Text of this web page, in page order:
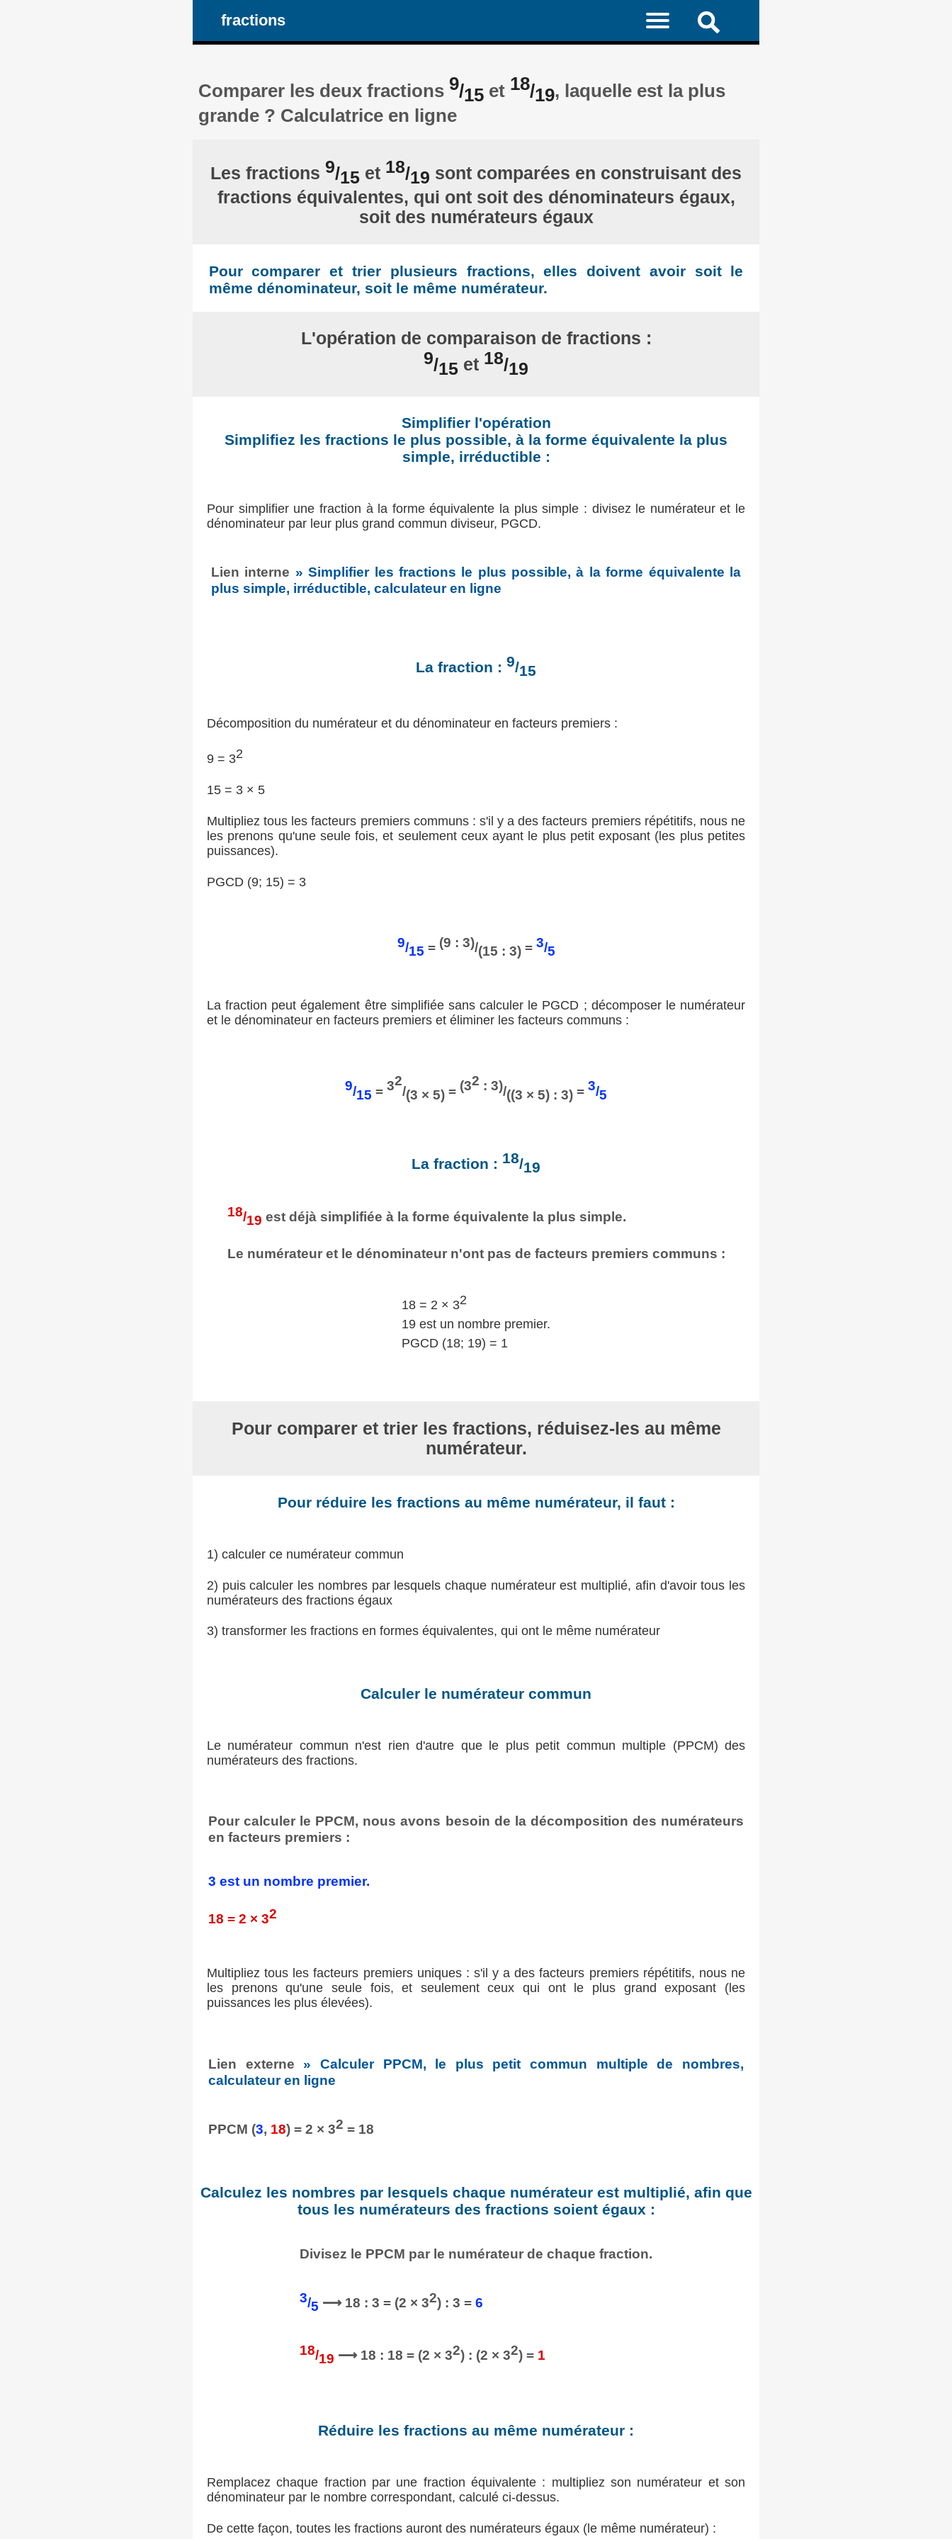
fractions
Comparer les deux fractions 9/15 et 18/19, laquelle est la plus
grande ? Calculatrice en ligne
Les fractions 9/15 et 18/19 sont comparées en construisant des
fractions équivalentes, qui ont soit des dénominateurs égaux,
soit des numérateurs égaux
Pour comparer et trier plusieurs fractions, elles doivent avoir soit le
même dénominateur, soit le même numérateur.
L'opération de comparaison de fractions :
9/15 et 18/19
Simplifier l'opération
Simplifiez les fractions le plus possible, à la forme équivalente la plus
simple, irréductible :
Pour simplifier une fraction à la forme équivalente la plus simple : divisez le numérateur et le
dénominateur par leur plus grand commun diviseur, PGCD.
Lien interne » Simplifier les fractions le plus possible, à la forme équivalente la
plus simple, irréductible, calculateur en ligne
La fraction : 9/15
Décomposition du numérateur et du dénominateur en facteurs premiers :
9 = 32
15 = 3 × 5
Multipliez tous les facteurs premiers communs : s'il y a des facteurs premiers répétitifs, nous ne
les prenons qu'une seule fois, et seulement ceux ayant le plus petit exposant (les plus petites
puissances).
PGCD (9; 15) = 3
9/15 = (9 : 3)/(15 : 3)= 3/5
La fraction peut également être simplifiée sans calculer le PGCD ; décomposer le numérateur
et le dénominateur en facteurs premiers et éliminer les facteurs communs :
9/15 = 32
/(3 × 5) = (32 : 3)/((3 × 5) : 3) = 3/5
La fraction : 18/19
18/19 est déjà simplifiée à la forme équivalente la plus simple.
Le numérateur et le dénominateur n'ont pas de facteurs premiers communs :
18 = 2 × 32
19 est un nombre premier.
PGCD (18; 19) = 1
Pour comparer et trier les fractions, réduisez-les au même
numérateur.
Pour réduire les fractions au même numérateur, il faut :
1) calculer ce numérateur commun
2) puis calculer les nombres par lesquels chaque numérateur est multiplié, afin d'avoir tous les
numérateurs des fractions égaux
3) transformer les fractions en formes équivalentes, qui ont le même numérateur
Calculer le numérateur commun
Le numérateur commun n'est rien d'autre que le plus petit commun multiple (PPCM) des
numérateurs des fractions.
Pour calculer le PPCM, nous avons besoin de la décomposition des numérateurs
en facteurs premiers :
3 est un nombre premier.
18 = 2 × 32
Multipliez tous les facteurs premiers uniques : s'il y a des facteurs premiers répétitifs, nous ne
les prenons qu'une seule fois, et seulement ceux qui ont le plus grand exposant (les
puissances les plus élevées).
Lien externe » Calculer PPCM, le plus petit commun multiple de nombres,
calculateur en ligne
PPCM (3, 18) = 2 × 32 = 18
Calculez les nombres par lesquels chaque numérateur est multiplié, afin que
tous les numérateurs des fractions soient égaux :
Divisez le PPCM par le numérateur de chaque fraction.
3/5 ⟶ 18 : 3 = (2 × 32) : 3 = 6
18/19 ⟶ 18 : 18 = (2 × 32) : (2 × 32) = 1
Réduire les fractions au même numérateur :
Remplacez chaque fraction par une fraction équivalente : multipliez son numérateur et son
dénominateur par le nombre correspondant, calculé ci-dessus.
De cette façon, toutes les fractions auront des numérateurs égaux (le même numérateur) :